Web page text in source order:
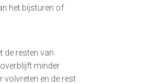
het bijsturen of
de resten van
minder
volvreten en de rest